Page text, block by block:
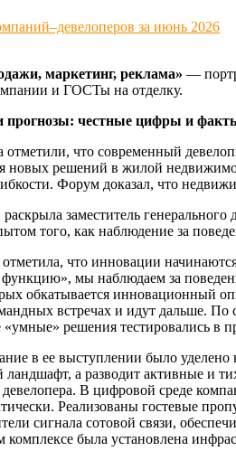
за июнь 2026
маркетинг, реклама» —
и ГОСТы на отделку.
прогнозы: честные цифры и
что современный
новых решений в жилой
Форум доказал, что
заместитель
того, как наблюдение за
что инновации
функцию», мы наблюдаем за
обкатывается инновационный
встречах и идут дальше.
решения тестировались в
в ее выступлении было
ландшафт, а разводит активные и
В цифровой среде
Реализованы гостевые
сигнала сотовой связи,
была установлена